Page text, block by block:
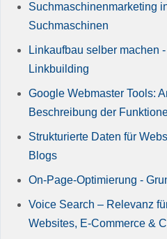
Suchmaschinenmarketing
Suchmaschinen
Linkaufbau selber machen
Linkbuilding
Google Webmaster Tools:
Beschreibung der
Strukturierte Daten für
Blogs
On-Page-Optimierung -
Voice Search – Relevanz
Websites, E-Commerce &